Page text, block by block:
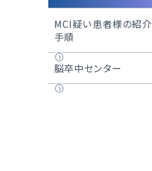
くも膜下出血
TIA（一過性脳虚血
発作）
MCI疑い患者様の紹介
手順
脳卒中センター